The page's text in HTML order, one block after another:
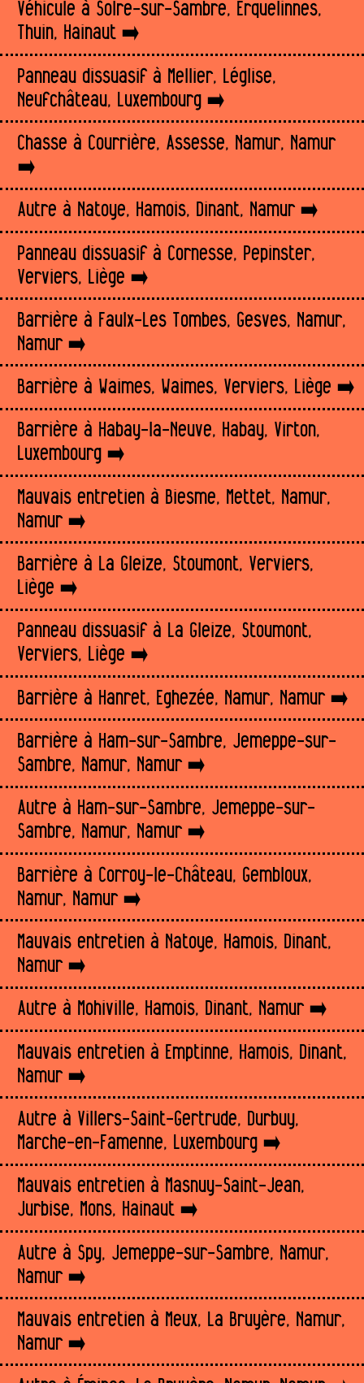
Véhicule à Solre-sur-Sambre, Erquelinnes,
Thuin, Hainaut
Panneau dissuasif à Mellier, Léglise,
Neufchâteau, Luxembourg
Chasse à Courrière, Assesse, Namur, Namur
Autre à Natoye, Hamois, Dinant, Namur
Panneau dissuasif à Cornesse, Pepinster,
Verviers, Liège
Barrière à Faulx-Les Tombes, Gesves, Namur,
Namur
Barrière à Waimes, Waimes, Verviers, Liège
Barrière à Habay-la-Neuve, Habay, Virton,
Luxembourg
Mauvais entretien à Biesme, Mettet, Namur,
Namur
Barrière à La Gleize, Stoumont, Verviers,
Liège
Panneau dissuasif à La Gleize, Stoumont,
Verviers, Liège
Barrière à Hanret, Eghezée, Namur, Namur
Barrière à Ham-sur-Sambre, Jemeppe-sur-
Sambre, Namur, Namur
Autre à Ham-sur-Sambre, Jemeppe-sur-
Sambre, Namur, Namur
Barrière à Corroy-le-Château, Gembloux,
Namur, Namur
Mauvais entretien à Natoye, Hamois, Dinant,
Namur
Autre à Mohiville, Hamois, Dinant, Namur
Mauvais entretien à Emptinne, Hamois, Dinant,
Namur
Autre à Villers-Saint-Gertrude, Durbuy,
Marche-en-Famenne, Luxembourg
Mauvais entretien à Masnuy-Saint-Jean,
Jurbise, Mons, Hainaut
Autre à Spy, Jemeppe-sur-Sambre, Namur,
Namur
Mauvais entretien à Meux, La Bruyère, Namur,
Namur